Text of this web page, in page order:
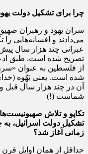
چرا برای تشکیل دولت
سران یهود و رهبران
می‌دادند و افسانه‌هایی را
عبرانی چند هزار سال
تصریح شده است. طبق
از فلسطین به عنوان
شده است. یعنی یَهُوه
آن در چند هزار سال قبل
شماست (!)
تکاپو و تلاش
تشکیل دولت اسرائیل،
زمانی آغاز شد؟